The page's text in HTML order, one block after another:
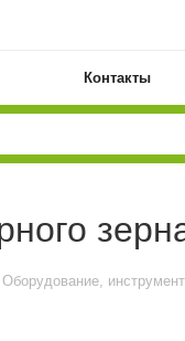
Контакты
Оборудование,